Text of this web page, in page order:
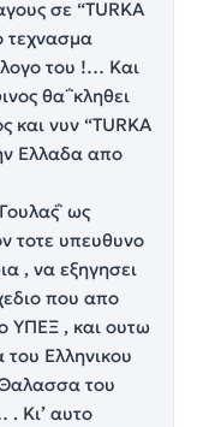
σε “TURKA
τεχνασμα
του !… Και
θα ΅κληθει
και νυν “TURKA
Ελλαδα απο
ως
τοτε υπευθυνο
, να εξηγησει
που απο
ΥΠΕΞ , και ουτω
Ελληνικου
του
. Κι’ αυτο